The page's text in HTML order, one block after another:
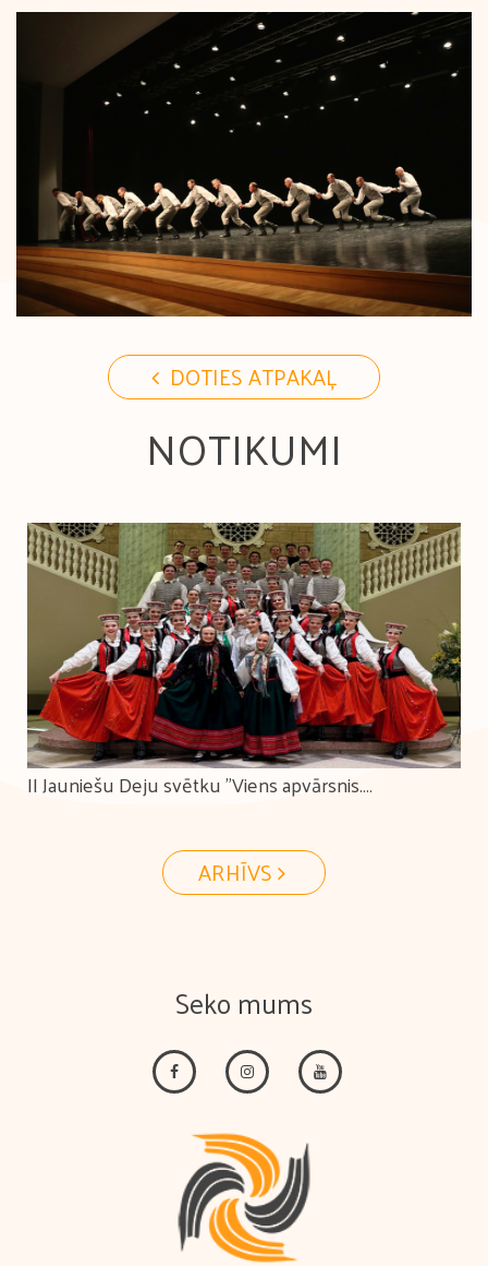
DOTIES ATPAKAĻ
NOTIKUMI
II Jauniešu Deju svētku "Viens apvārsnis.
ARHĪVS
Seko mums